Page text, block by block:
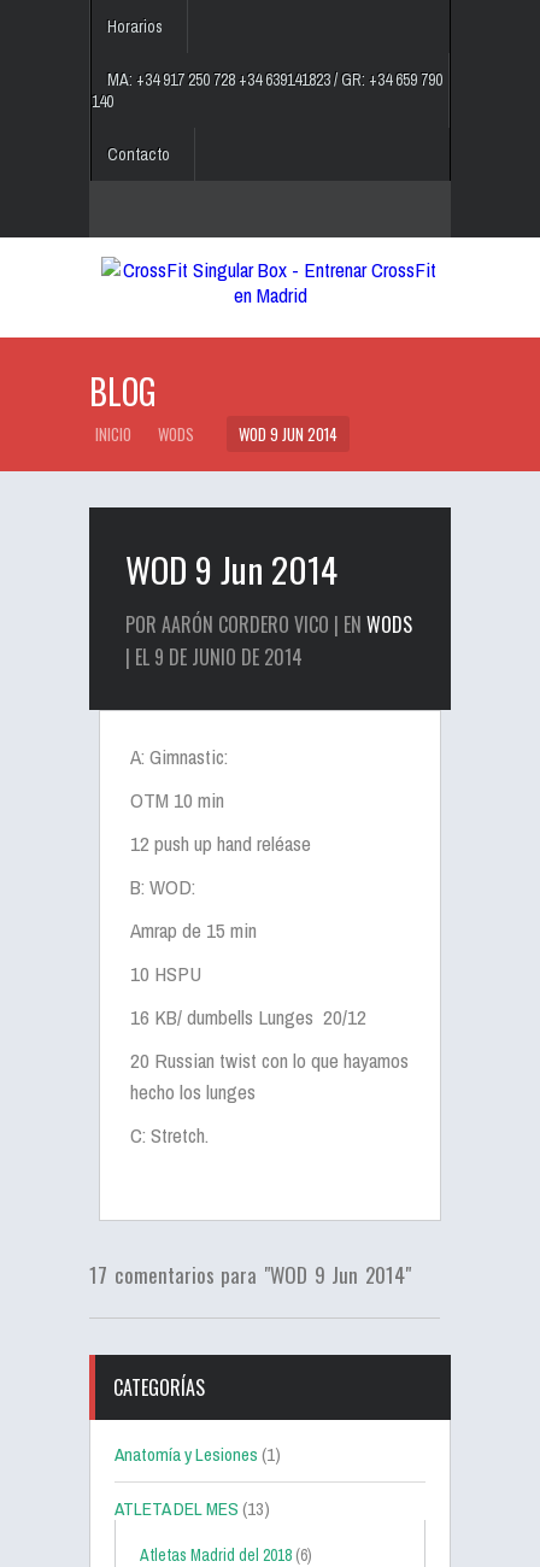
Horarios
MA: +34 917 250 728 +34 639141823 / GR: +34 659 790
140
Contacto
BLOG
INICIO WODS WOD 9 JUN 2014
WOD 9 Jun 2014
POR AARÓN CORDERO VICO | EN WODS
| EL 9 DE JUNIO DE 2014
A: Gimnastic:
OTM 10 min
12 push up hand reléase
B: WOD:
Amrap de 15 min
10 HSPU
16 KB/ dumbells Lunges 20/12
20 Russian twist con lo que hayamos
hecho los lunges
C: Stretch.
17 comentarios para "WOD 9 Jun 2014"
CATEGORÍAS
Anatomía y Lesiones(1)
ATLETA DEL MES(13)
Atletas Madrid del 2018 (6)